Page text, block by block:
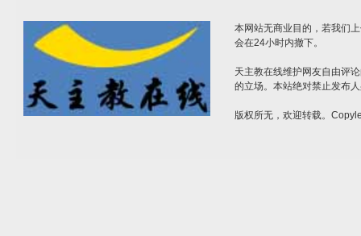
本网站无商业目的，若我们
会在24小时内撤下。
天主教在线维护网友自由评
的立场。本站绝对禁止发布
版权所无，欢迎转载。